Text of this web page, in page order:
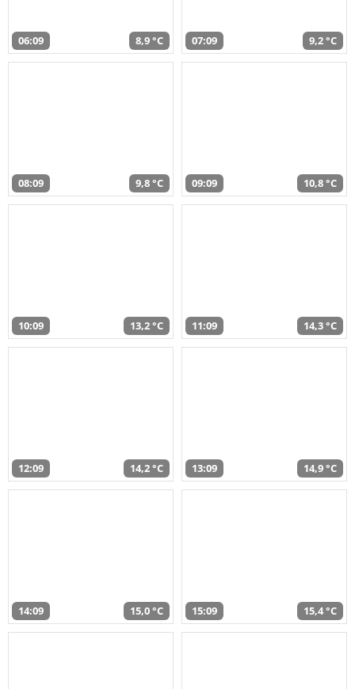
06:09 8,9 °C 07:09 9,2 °C
08:09 9,8 °C 09:09 10,8 °C
10:09 13,2 °C 11:09 14,3 °C
12:09 14,2 °C 13:09 14,9 °C
14:09 15,0 °C 15:09 15,4 °C